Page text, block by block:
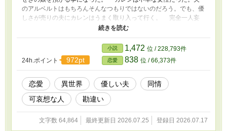
のアルベルトはもちろんそんなつもりではないのだろう。でも、優
しさが売りの夫にカレンはうまく取り入って行く。 完全一人妄
想作品です。誤字脱字申しわけありません。最後までよろしくお願
いします。他のサイト投稿しています。
24h.ポイント 972pt
小説 1,472 位 / 228,793件
恋愛 838 位 / 66,373件
恋愛 異世界 優しい夫
同情
可哀想な人
勘違い
文字数 64,864 最終更新日 2026.07.25 登録日 2026.07.17